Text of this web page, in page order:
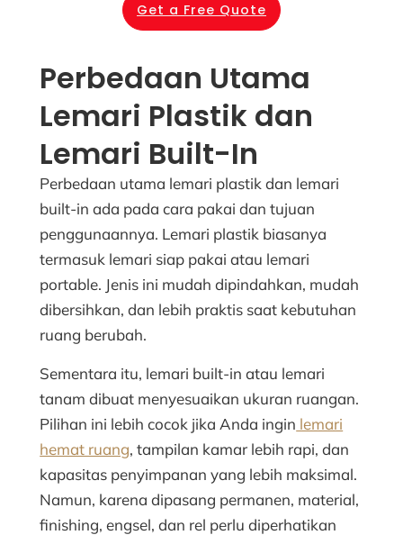
Get a Free Quote
Perbedaan Utama
Lemari Plastik dan
Lemari Built-In
Perbedaan utama lemari plastik dan lemari
built-in ada pada cara pakai dan tujuan
penggunaannya. Lemari plastik biasanya
termasuk lemari siap pakai atau lemari
portable. Jenis ini mudah dipindahkan, mudah
dibersihkan, dan lebih praktis saat kebutuhan
ruang berubah.
Sementara itu, lemari built-in atau lemari
tanam dibuat menyesuaikan ukuran ruangan.
Pilihan ini lebih cocok jika Anda ingin lemari
hemat ruang, tampilan kamar lebih rapi, dan
kapasitas penyimpanan yang lebih maksimal.
Namun, karena dipasang permanen, material,
finishing, engsel, dan rel perlu diperhatikan